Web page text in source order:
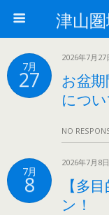
津山
7月
27
2026年7月27
お盆
につ
NO
7月
8
2026年7月8日
【多
ン！